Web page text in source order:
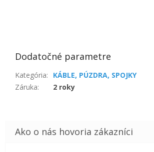
Dodatočné parametre
Kategória:
KÁBLE, PÚZDRA, SPOJKY
Záruka: 2 roky